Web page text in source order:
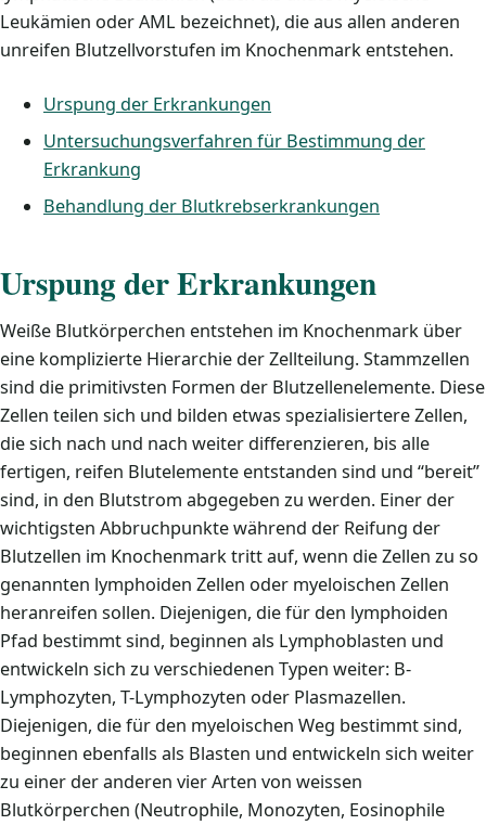
Leukämien oder AML bezeichnet), die aus allen anderen
unreifen Blutzellvorstufen im Knochenmark entstehen.
Urspung der Erkrankungen
Untersuchungsverfahren für Bestimmung der
Erkrankung
Behandlung der Blutkrebserkrankungen
Urspung der Erkrankungen
Weiße Blutkörperchen entstehen im Knochenmark über
eine komplizierte Hierarchie der Zellteilung. Stammzellen
sind die primitivsten Formen der Blutzellenelemente. Diese
Zellen teilen sich und bilden etwas spezialisiertere Zellen,
die sich nach und nach weiter differenzieren, bis alle
fertigen, reifen Blutelemente entstanden sind und “bereit”
sind, in den Blutstrom abgegeben zu werden. Einer der
wichtigsten Abbruchpunkte während der Reifung der
Blutzellen im Knochenmark tritt auf, wenn die Zellen zu so
genannten lymphoiden Zellen oder myeloischen Zellen
heranreifen sollen. Diejenigen, die für den lymphoiden
Pfad bestimmt sind, beginnen als Lymphoblasten und
entwickeln sich zu verschiedenen Typen weiter: B-
Lymphozyten, T-Lymphozyten oder Plasmazellen.
Diejenigen, die für den myeloischen Weg bestimmt sind,
beginnen ebenfalls als Blasten und entwickeln sich weiter
zu einer der anderen vier Arten von weissen
Blutkörperchen (Neutrophile, Monozyten, Eosinophile